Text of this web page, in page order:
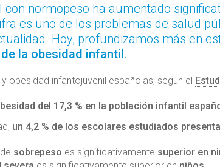
con normopeso ha aumentado
es uno de los problemas de salud
Hoy, profundizamos más en
la obesidad infantil.
obesidad infantojuvenil españolas, según el
del 17,3 % en la población infantil
un 4,2 % de los escolares estudiados
sobrepeso es significativamente superior en